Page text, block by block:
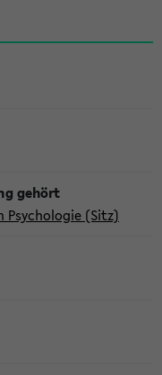
Psychologie (Sitz)